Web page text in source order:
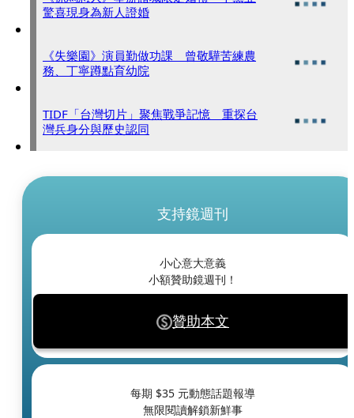
驚喜現身為新人證婚
《失樂園》演員勤做功課 曾敬驊苦練農
務、丁寧蹲點育幼院
TIDF「台灣切片」聚焦戰爭記憶 重探台
灣兵身分與歷史認同
支持鏡週刊
小心意大意義
小額贊助鏡週刊！
贊助本文
每期 $35 元動態話題報導
無限閱讀解鎖新鮮事